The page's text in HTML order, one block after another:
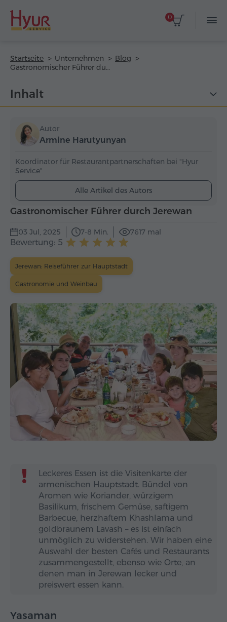
0
Startseite Unternehmen
Blog
Gastronomischer Führer durch Jerewan
Gastronomischer Führer durch Jerewan
03 Jul, 2025 7-8 Min. 7617 mal
Bewertung: 5
Jerewan: Reiseführer zur Hauptstadt
Gastronomie und Weinbau
Leckeres Essen ist die Visitenkarte der
armenischen Hauptstadt. Bündel von
Aromen wie Koriander, würzigem
Basilikum, frischem Gemüse, saftigem
Barbecue, herzhaftem Khashlama und
goldbraunem Lavash – es ist einfach
unmöglich zu widerstehen. Wir haben eine
Auswahl der besten Cafés und Restaurants
zusammengestellt, ebenso wie Orte, an
denen man in Jerewan lecker und
preiswert essen kann.
Yasaman
Inhalt
Autor
Armine Harutyunyan
Koordinator für Restaurantpartnerschaften bei "Hyur
Service"
Alle Artikel des Autors